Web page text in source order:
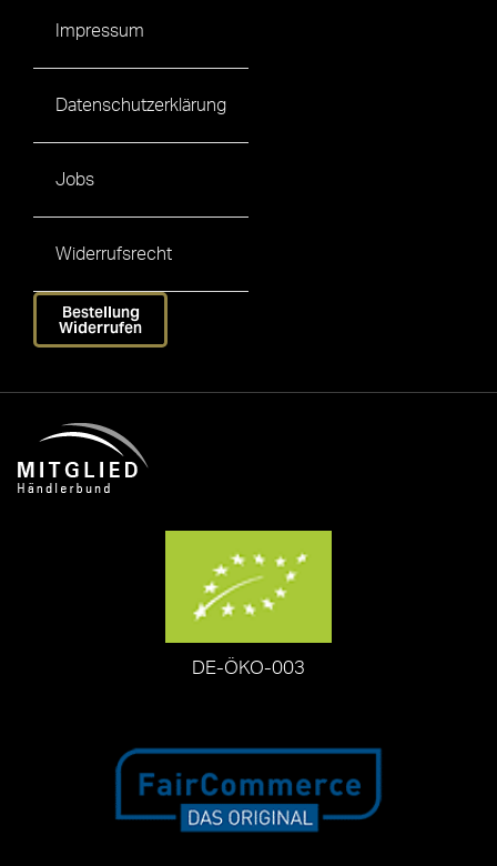
Impressum
Datenschutzerklärung
Jobs
Widerrufsrecht
Bestellung
Widerrufen
DE-ÖKO-003